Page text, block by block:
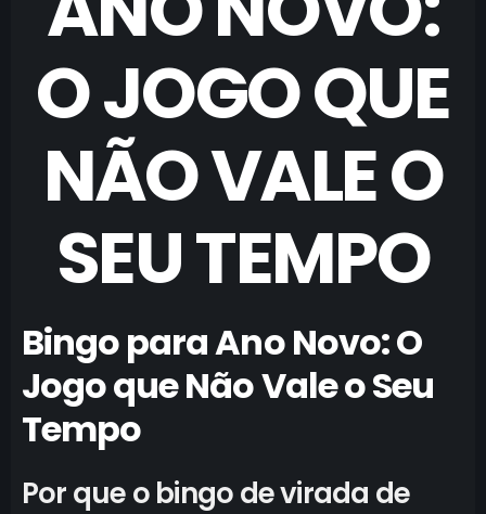
O JOGO QUE
NÃO VALE O
SEU TEMPO
Bingo para Ano Novo: O
Jogo que Não Vale o Seu
Tempo
Por que o bingo de virada de